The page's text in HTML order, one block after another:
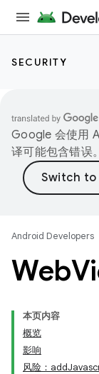
SECURITY
Google 会使用
译可能包含错误。
Android Developers
Web
本页内容
概览
影响
风险：